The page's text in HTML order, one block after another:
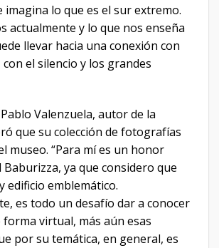
imagina lo que es el sur extremo.
actualmente y lo que nos enseña
llevar hacia una conexión con
el silencio y los grandes
Valenzuela, autor de la
que su colección de fotografías
museo. “Para mí es un honor
ya que considero que
edificio emblemático.
es todo un desafío dar a conocer
forma virtual, más aún esas
por su temática, en general, es